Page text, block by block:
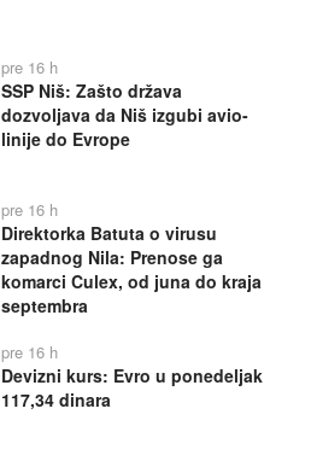
pre 16 h
SSP Niš: Zašto država
dozvoljava da Niš izgubi avio-
linije do Evrope
pre 16 h
Direktorka Batuta o virusu
zapadnog Nila: Prenose ga
komarci Culex, od juna do kraja
septembra
pre 16 h
Devizni kurs: Evro u ponedeljak
117,34 dinara